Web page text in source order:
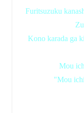
Furitsuzuku
Kono karada ga
Mou
"Mou